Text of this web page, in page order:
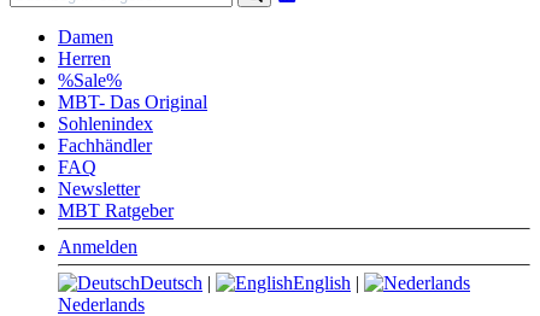
Suchen
Damen
Herren
%Sale%
MBT- Das Original
Sohlenindex
Fachhändler
FAQ
Newsletter
MBT Ratgeber
Anmelden
Deutsch | English |
Nederlands